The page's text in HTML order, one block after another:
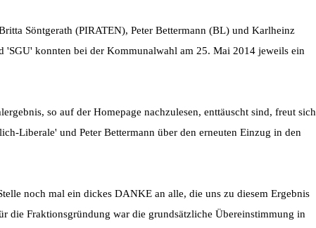
Söntgerath (PIRATEN), Peter Bettermann (BL) und Karlheinz
'SGU' konnten bei der Kommunalwahl am 25. Mai 2014 jeweils ein
so auf der Homepage nachzulesen, enttäuscht sind, freut sich
Liberale' und Peter Bettermann über den erneuten Einzug in den
noch mal ein dickes DANKE an alle, die uns zu diesem Ergebnis
die Fraktionsgründung war die grundsätzliche Übereinstimmung in